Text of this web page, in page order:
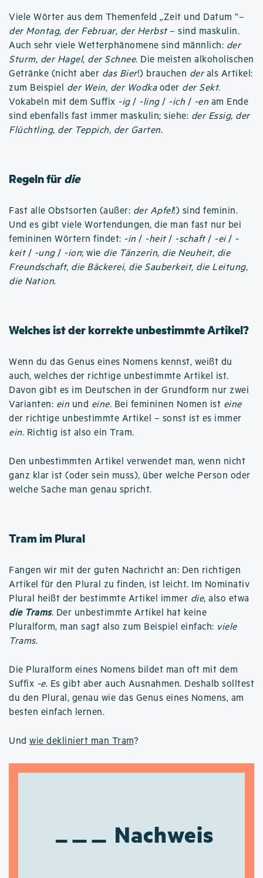
Viele Wörter aus dem Themenfeld „Zeit und Datum ”–
der Montag, der Februar, der Herbst– sind maskulin.
Auch sehr viele Wetterphänomene sind männlich: der
Sturm, der Hagel, der Schnee. Die meisten alkoholischen
Getränke (nicht aber das Bier!) brauchen derals Artikel:
zum Beispiel der Wein, der Wodkaoder der Sekt.
Vokabeln mit dem Suffix -ig/ -ling/ -ich / -en am Ende
sind ebenfalls fast immer maskulin; siehe: der Essig, der
Flüchtling, der Teppich, der Garten.
Regeln fürdie
Fast alle Obstsorten (außer: der Apfel!) sind feminin.
Und es gibt viele Wortendungen, die man fast nur bei
femininen Wörtern findet: -in / -heit/ -schaft/ -ei/ -
keit/ -ung/ -ion; wie die Tänzerin, die Neuheit, die
Freundschaft, die Bäckerei, die Sauberkeit, die Leitung,
die Nation.
Welches ist der korrekte unbestimmte Artikel?
Wenn du das Genus eines Nomens kennst, weißt du
auch, welches der richtige unbestimmte Artikel ist.
Davon gibt es im Deutschen in der Grundform nur zwei
Varianten: ein und eine. Bei femininen Nomen ist eine
der richtige unbestimmte Artikel – sonst ist es immer
ein. Richtig ist also ein Tram.
Den unbestimmten Artikel verwendet man, wenn nicht
ganz klar ist (oder sein muss), über welche Person oder
welche Sache man genau spricht.
Tram im Plural
Fangen wir mit der guten Nachricht an: Den richtigen
Artikel für den Plural zu finden, ist leicht. Im Nominativ
Plural heißt der bestimmte Artikel immer die, also etwa
die Trams. Der unbestimmte Artikel hat keine
Pluralform, man sagt also zum Beispiel einfach: viele
Trams.
Die Pluralform eines Nomens bildet man oft mit dem
Suffix -e. Es gibt aber auch Ausnahmen. Deshalb solltest
du den Plural, genau wie das Genus eines Nomens, am
besten einfach lernen.
Und wie dekliniert man Tram?
Nachweis